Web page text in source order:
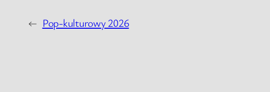
← Pop-kulturowy 2026